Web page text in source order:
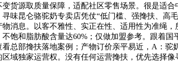
货源取质量保障，适配社区零售场景。很是适
味昆仑骆驼奶专卖店凭仗“低门槛、强搀扶、
消息。以客不雅性、实正在性、适用性为准绳
饱和脂肪酸含量达60%；仅做加盟参考。跟着
总部搀扶落地案例；产物订价亲平易近，A：
域独家运营权。没有任何运营搀扶，优先选择